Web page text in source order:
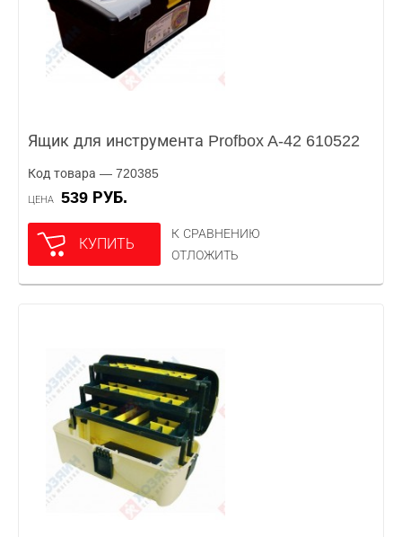
Ящик для инструмента Profbox A-42 610522
Код товара — 720385
ЦЕНА 539 РУБ.
КУПИТЬ
К СРАВНЕНИЮ
ОТЛОЖИТЬ